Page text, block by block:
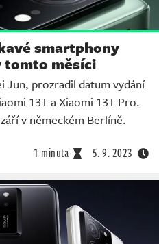
smartphony
tomto měsíci
Jun, prozradil datum vydání
13T a Xiaomi 13T Pro.
v německém Berlíně.
1 minuta 5. 9. 2023